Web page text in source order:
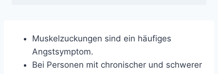
Muskelzuckungen sind ein häufiges
Angstsymptom.
Bei Personen mit chronischer und schwerer